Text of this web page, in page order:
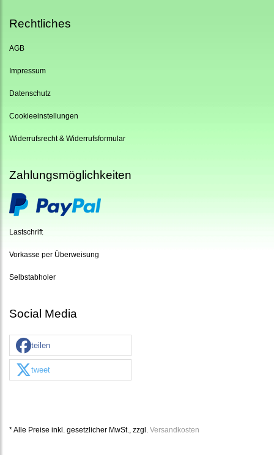
Rechtliches
AGB
Impressum
Datenschutz
Cookieeinstellungen
Widerrufsrecht & Widerrufsformular
Zahlungsmöglichkeiten
Lastschrift
Vorkasse per Überweisung
Selbstabholer
Social Media
teilen
tweet
* Alle Preise inkl. gesetzlicher MwSt., zzgl. Versandkosten